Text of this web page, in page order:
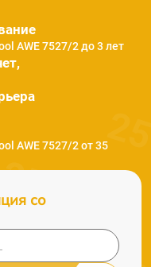
AWE 7527/2 до 3 лет
AWE 7527/2 от 35
со